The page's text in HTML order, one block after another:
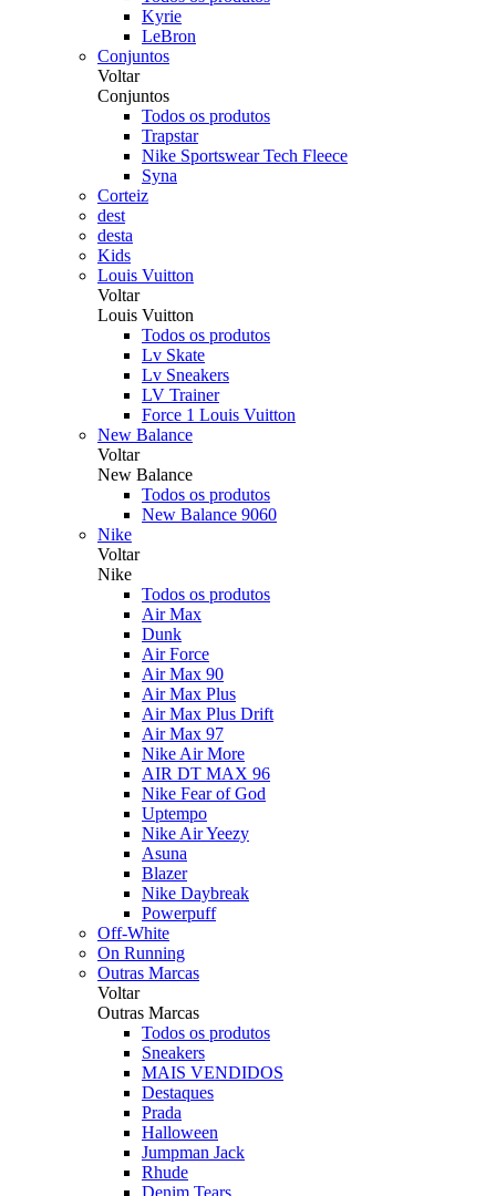
Kyrie
LeBron
Conjuntos
Voltar
Conjuntos
Todos os produtos
Trapstar
Nike Sportswear Tech Fleece
Syna
Corteiz
dest
desta
Kids
Louis Vuitton
Voltar
Louis Vuitton
Todos os produtos
Lv Skate
Lv Sneakers
LV Trainer
Force 1 Louis Vuitton
New Balance
Voltar
New Balance
Todos os produtos
New Balance 9060
Nike
Voltar
Nike
Todos os produtos
Air Max
Dunk
Air Force
Air Max 90
Air Max Plus
Air Max Plus Drift
Air Max 97
Nike Air More
AIR DT MAX 96
Nike Fear of God
Uptempo
Nike Air Yeezy
Asuna
Blazer
Nike Daybreak
Powerpuff
Off-White
On Running
Outras Marcas
Voltar
Outras Marcas
Todos os produtos
Sneakers
MAIS VENDIDOS
Destaques
Prada
Halloween
Jumpman Jack
Rhude
Denim Tears